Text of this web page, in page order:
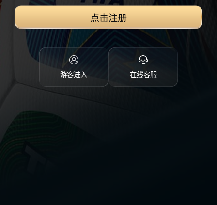
点击注册
游客进入 在线客服